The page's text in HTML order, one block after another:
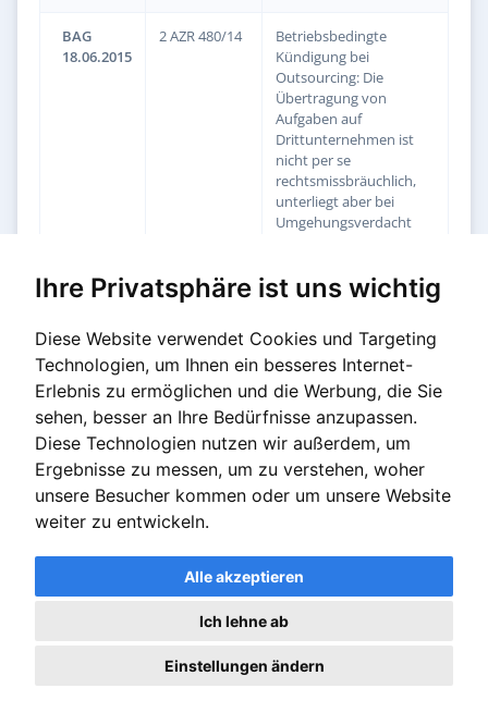
Ihre Privatsphäre ist uns wichtig
Diese Website verwendet Cookies und Targeting
Technologien, um Ihnen ein besseres Internet-
Erlebnis zu ermöglichen und die Werbung, die Sie
sehen, besser an Ihre Bedürfnisse anzupassen.
Diese Technologien nutzen wir außerdem, um
Ergebnisse zu messen, um zu verstehen, woher
unsere Besucher kommen oder um unsere Website
weiter zu entwickeln.
Alle akzeptieren
Ich lehne ab
Einstellungen ändern
BAG
18.06.2015
2 AZR 480/14
Betriebsbedingte
Kündigung bei
Outsourcing: Die
Übertragung von
Aufgaben auf
Drittunternehmen ist
nicht per se
rechtsmissbräuchlich,
unterliegt aber bei
Umgehungsverdacht
Wenn Sie eine ordentliche Kündigung erhalten haben, ist die
statistische Erfolgsaussicht einer Klage hoch. Über 80 % der
Verfahren enden mit Vergleich – meistens mit Abfindung.
Lassen Sie Ihren Fall mit unserer kostenlosen
Kündigungsanalysein 60 Sekunden bewerten und prüfen Sie
Ihreindividuellen Erfolgsaussichten.
Zusammenfassung
um sich gegen eine unrechtmäßige Kündigung zu wehren.
Kennen Sie die gesetzlichen Voraussetzungen, die Gründe für
eine ordentliche Kündigung und den Sonderkündigungsschutz.
Der Ablauf einer Kündigungsschutzklage und die möglichen
Arbeitnehmern verschiedene Optionen, ihre Rechte zu